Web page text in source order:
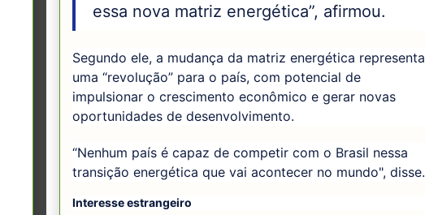
essa nova matriz energética”, afirmou.
Segundo ele, a mudança da matriz energética representa
uma “revolução” para o país, com potencial de
impulsionar o crescimento econômico e gerar novas
oportunidades de desenvolvimento.
“Nenhum país é capaz de competir com o Brasil nessa
transição energética que vai acontecer no mundo", disse.
Interesse estrangeiro